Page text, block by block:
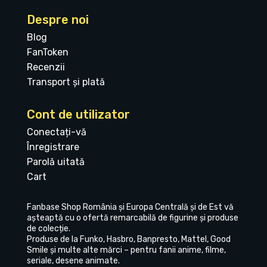
Despre noi
Blog
FanToken
Recenzii
Transport și plată
Cont de utilizator
Conectați-vă
Înregistrare
Parolă uitată
Cart
Fanbase Shop România și Europa Centrală și de Est vă
așteaptă cu o ofertă remarcabilă de figurine și produse
de colecție.
Produse de la Funko, Hasbro, Banpresto, Mattel, Good
Smile și multe alte mărci – pentru fanii anime, filme,
seriale, desene animate.